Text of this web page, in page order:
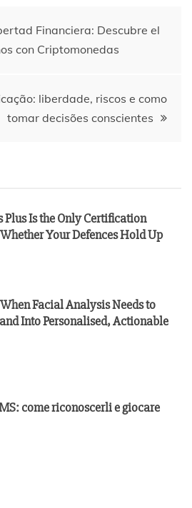
Financiera: Descubre el
con Criptomonedas
liberdade, riscos e como
tomar decisões conscientes
Plus Is the Only Certification
Your Defences Hold Up
Facial Analysis Needs to
Into Personalised, Actionable
come riconoscerli e giocare